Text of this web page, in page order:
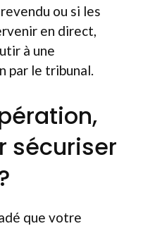
ou si les
en direct,
à une
par le tribunal.
sécuriser
que votre